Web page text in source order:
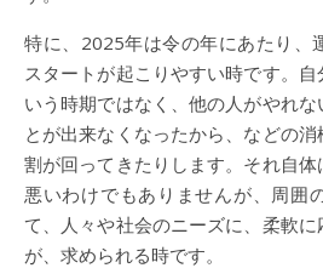
特に、2025年は令の年にあたり、
スタートが起こりやすい時です。
いう時期ではなく、他の人がやれな
とが出来なくなったから、などの
割が回ってきたりします。それ自
悪いわけでもありませんが、周囲
て、人々や社会のニーズに、柔軟
が、求められる時です。